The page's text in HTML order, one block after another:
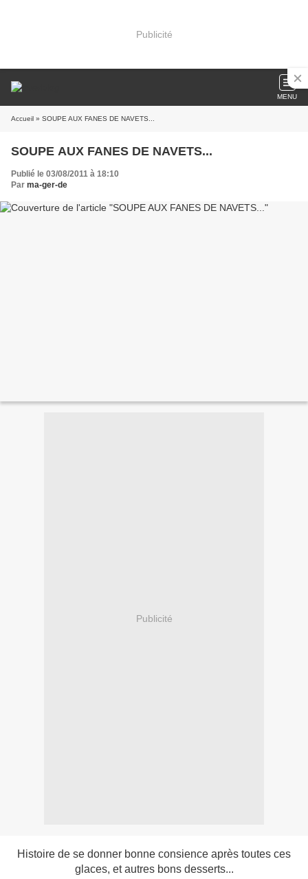
Publicité
MENU
Accueil » SOUPE AUX FANES DE NAVETS...
SOUPE AUX FANES DE NAVETS...
Publié le 03/08/2011 à 18:10
Par ma-ger-de
Publicité
Histoire de se donner bonne consience après toutes ces
glaces, et autres bons desserts...